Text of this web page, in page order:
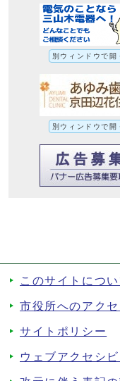
別ウィンドウで開
別ウィンドウで開
このサイトについ
市役所へのアクセ
サイトポリシー
ウェブアクセシビ